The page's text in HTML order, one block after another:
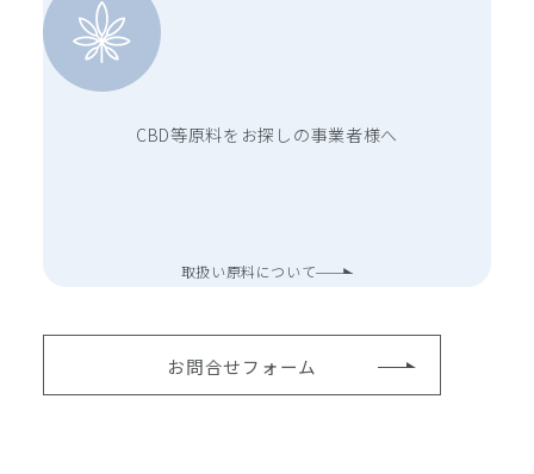
CBD等原料をお探しの事業者様へ
取扱い原料について
お問合せフォーム